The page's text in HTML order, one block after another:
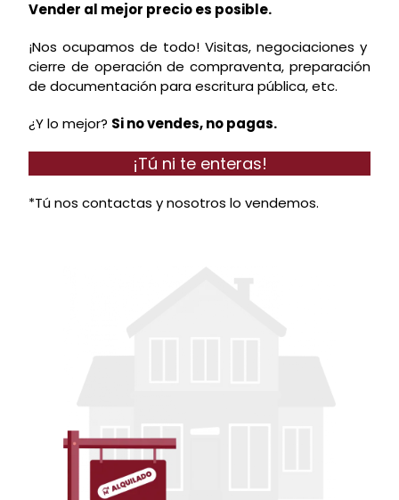
Vender al mejor precio es posible.
¡Nos ocupamos de todo! Visitas, negociaciones y
cierre de operación de compraventa, preparación
de documentación para escritura pública, etc.
¿Y lo mejor? Si no vendes, no pagas.
¡Tú ni te enteras!
*Tú nos contactas y nosotros lo vendemos.